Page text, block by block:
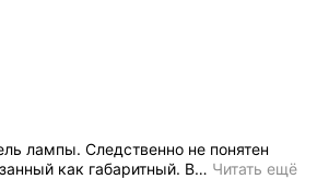
лампы. Следственно не понятен
как габаритный. В… Читать ещё